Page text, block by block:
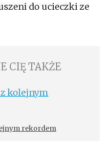
do ucieczki ze
CIĘ TAKŻE
rekordem